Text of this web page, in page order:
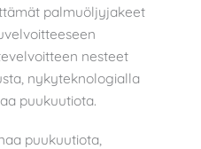
palmuöljyjakeet
nesteet
nykyteknologialla
puukuutiota.
puukuutiota,